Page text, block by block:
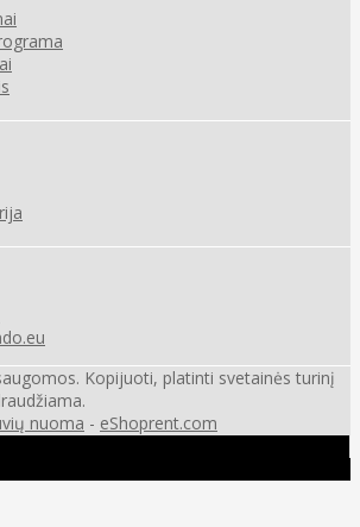
Kopijuoti, platinti svetainės turinį
nuoma - eShoprent.com